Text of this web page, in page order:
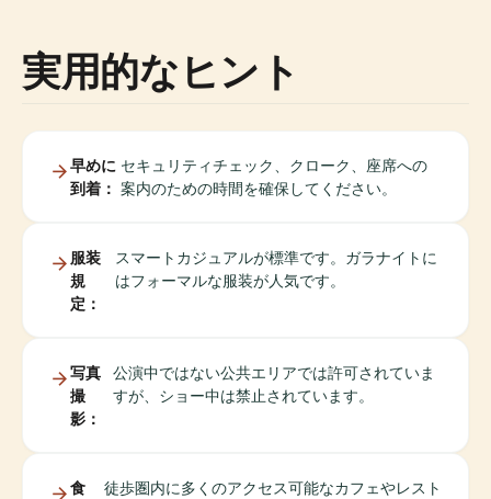
実用的なヒント
早めに
到着：
セキュリティチェック、クローク、座席への
案内のための時間を確保してください。
服装
規
定：
スマートカジュアルが標準です。ガラナイトに
はフォーマルな服装が人気です。
写真
撮
影：
公演中ではない公共エリアでは許可されていま
すが、ショー中は禁止されています。
食
徒歩圏内に多くのアクセス可能なカフェやレスト